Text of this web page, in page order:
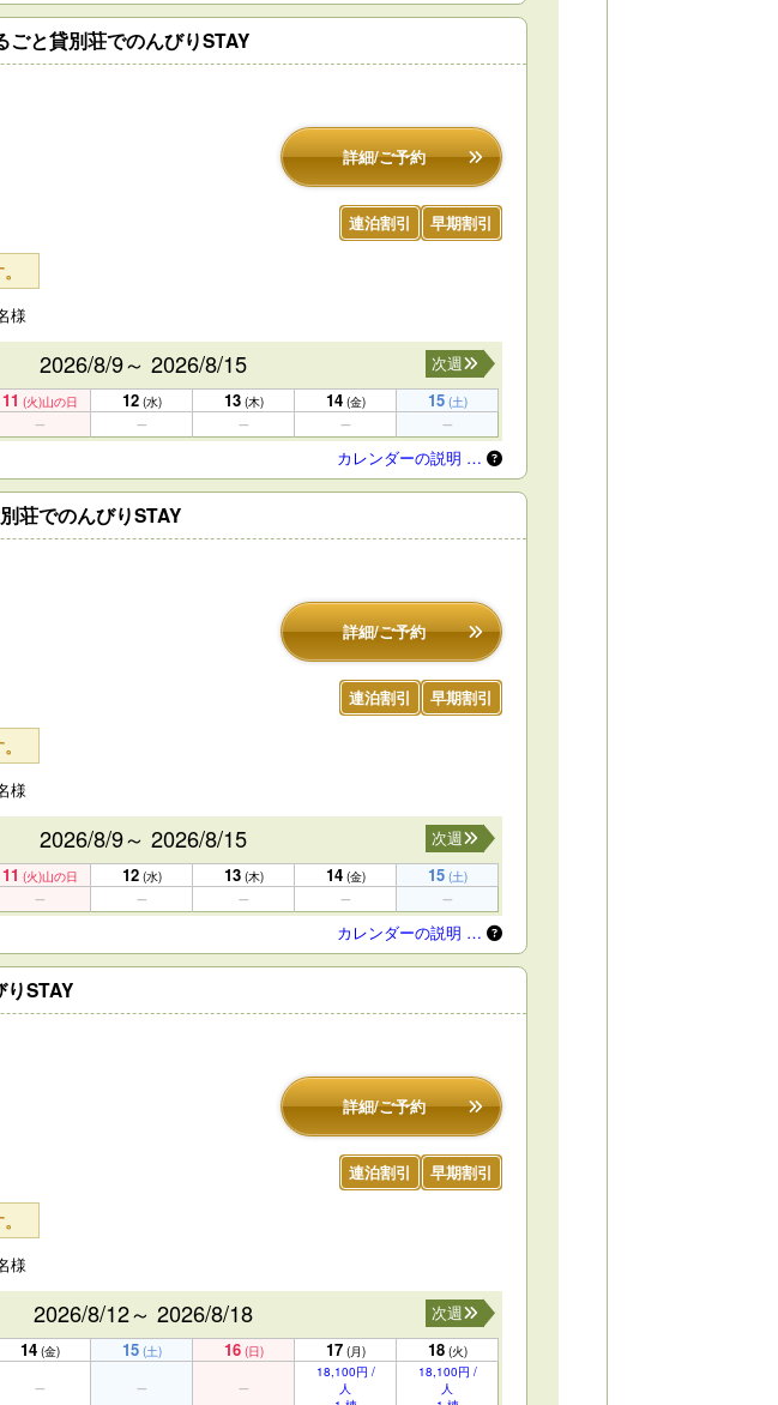
と貸別荘でのんびりSTAY
詳細/ご予約
連泊割引 早期割引
様
2026/8/9～ 2026/8/15
次週
11 (火)山の日 12 (水) 13 (木) 14 (金) 15 (土)
カレンダーの説明 …
荘でのんびりSTAY
詳細/ご予約
連泊割引 早期割引
様
2026/8/9～ 2026/8/15
次週
11 (火)山の日 12 (水) 13 (木) 14 (金) 15 (土)
カレンダーの説明 …
STAY
詳細/ご予約
連泊割引 早期割引
様
2026/8/12～ 2026/8/18
次週
14 (金) 15 (土) 16 (日) 17 (月) 18 (火)
18,100円 /
人
18,100円 /
人